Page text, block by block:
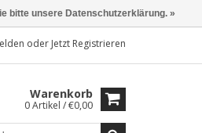
oder Jetzt Registrieren
Warenkorb
0 Artikel / €0,00
bitte unsere Datenschutzerklärung. »